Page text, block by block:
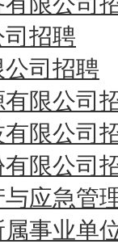
招聘
司招聘
限公司
限公司
限公司
应急管
事业单